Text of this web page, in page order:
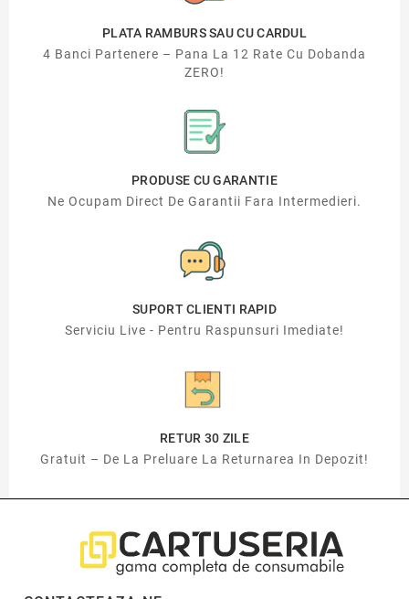
PLATA RAMBURS SAU CU CARDUL
4 Banci Partenere – Pana La 12 Rate Cu Dobanda
ZERO!
PRODUSE CU GARANTIE
Ne Ocupam Direct De Garantii Fara Intermedieri.
SUPORT CLIENTI RAPID
Serviciu Live - Pentru Raspunsuri Imediate!
RETUR 30 ZILE
Gratuit – De La Preluare La Returnarea In Depozit!